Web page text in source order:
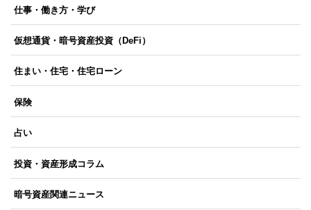
仕事・働き方・学び
仮想通貨・暗号資産投資（DeFi）
住まい・住宅・住宅ローン
保険
占い
投資・資産形成コラム
暗号資産関連ニュース